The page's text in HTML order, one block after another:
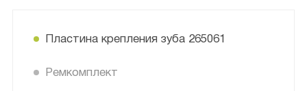
Пластина крепления зуба 265061
Ремкомплект